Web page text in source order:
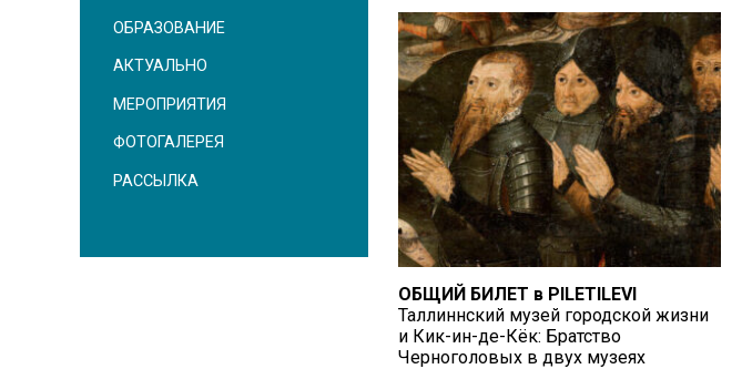
ОБРАЗОВАНИЕ
АКТУАЛЬНО
МЕРОПРИЯТИЯ
ФОТОГАЛЕРЕЯ
РАССЫЛКА
ОБЩИЙ БИЛЕТ в PILETILEVI
Таллиннский музей городской жизни
и Кик-ин-де-Кёк: Братство
Черноголовых в двух музеях